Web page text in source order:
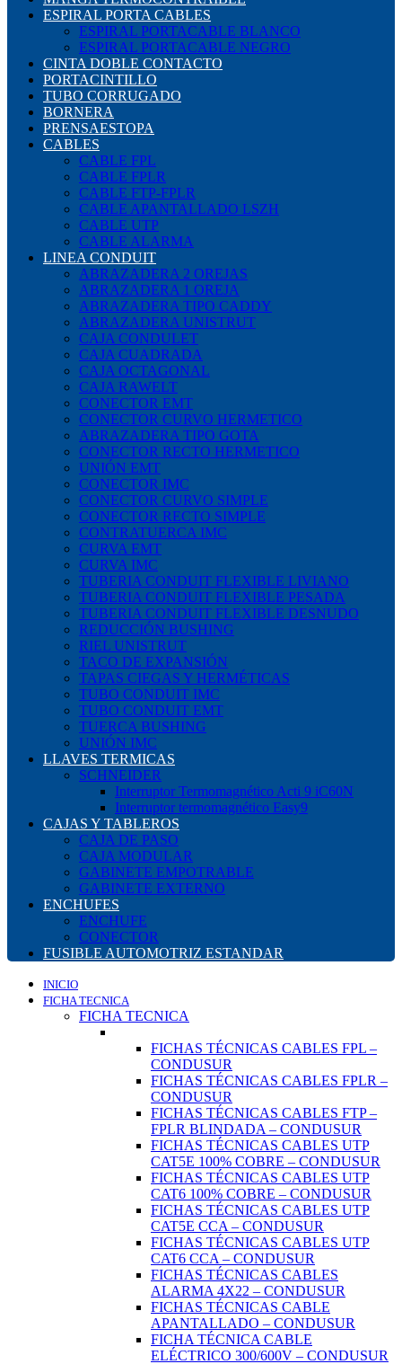
ESPIRAL PORTA CABLES
ESPIRAL PORTACABLE BLANCO
ESPIRAL PORTACABLE NEGRO
CINTA DOBLE CONTACTO
PORTACINTILLO
TUBO CORRUGADO
BORNERA
PRENSAESTOPA
CABLES
CABLE FPL
CABLE FPLR
CABLE FTP-FPLR
CABLE APANTALLADO LSZH
CABLE UTP
CABLE ALARMA
LINEA CONDUIT
ABRAZADERA 2 OREJAS
ABRAZADERA 1 OREJA
ABRAZADERA TIPO CADDY
ABRAZADERA UNISTRUT
CAJA CONDULET
CAJA CUADRADA
CAJA OCTAGONAL
CAJA RAWELT
CONECTOR EMT
CONECTOR CURVO HERMETICO
ABRAZADERA TIPO GOTA
CONECTOR RECTO HERMETICO
UNIÓN EMT
CONECTOR IMC
CONECTOR CURVO SIMPLE
CONECTOR RECTO SIMPLE
CONTRATUERCA IMC
CURVA EMT
CURVA IMC
TUBERIA CONDUIT FLEXIBLE LIVIANO
TUBERIA CONDUIT FLEXIBLE PESADA
TUBERIA CONDUIT FLEXIBLE DESNUDO
REDUCCIÓN BUSHING
RIEL UNISTRUT
TACO DE EXPANSIÓN
TAPAS CIEGAS Y HERMÉTICAS
TUBO CONDUIT IMC
TUBO CONDUIT EMT
TUERCA BUSHING
UNIÓN IMC
LLAVES TERMICAS
SCHNEIDER
Interruptor Termomagnético Acti 9 iC60N
Interruptor termomagnético Easy9
CAJAS Y TABLEROS
CAJA DE PASO
CAJA MODULAR
GABINETE EMPOTRABLE
GABINETE EXTERNO
ENCHUFES
ENCHUFE
CONECTOR
FUSIBLE AUTOMOTRIZ ESTANDAR
INICIO
FICHA TECNICA
FICHA TECNICA
FICHAS TÉCNICAS CABLES FPL –
CONDUSUR
FICHAS TÉCNICAS CABLES FPLR –
CONDUSUR
FICHAS TÉCNICAS CABLES FTP –
FPLR BLINDADA – CONDUSUR
FICHAS TÉCNICAS CABLES UTP
CAT5E 100% COBRE – CONDUSUR
FICHAS TÉCNICAS CABLES UTP
CAT6 100% COBRE – CONDUSUR
FICHAS TÉCNICAS CABLES UTP
CAT5E CCA – CONDUSUR
FICHAS TÉCNICAS CABLES UTP
CAT6 CCA – CONDUSUR
FICHAS TÉCNICAS CABLES
ALARMA 4X22 – CONDUSUR
FICHAS TÉCNICAS CABLE
APANTALLADO – CONDUSUR
FICHA TÉCNICA CABLE
ELÉCTRICO 300/600V – CONDUSUR